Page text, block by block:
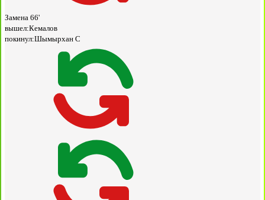
Замена 66'
вышел:Кемалов
покинул:Шымырхан С